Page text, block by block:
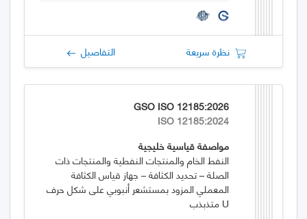
نظرة سريعة التفاصيل
GSO ISO 12185:2026
ISO 12185:2024
مواصفة قياسية خليجية
النفط الخام والمنتجات النفطية والمنتجات ذات
الصلة – تحديد الكثافة – جهاز قياس الكثافة
المعملي المزود بمستشعر أنبوبي على شكل حرف
U متذبذب